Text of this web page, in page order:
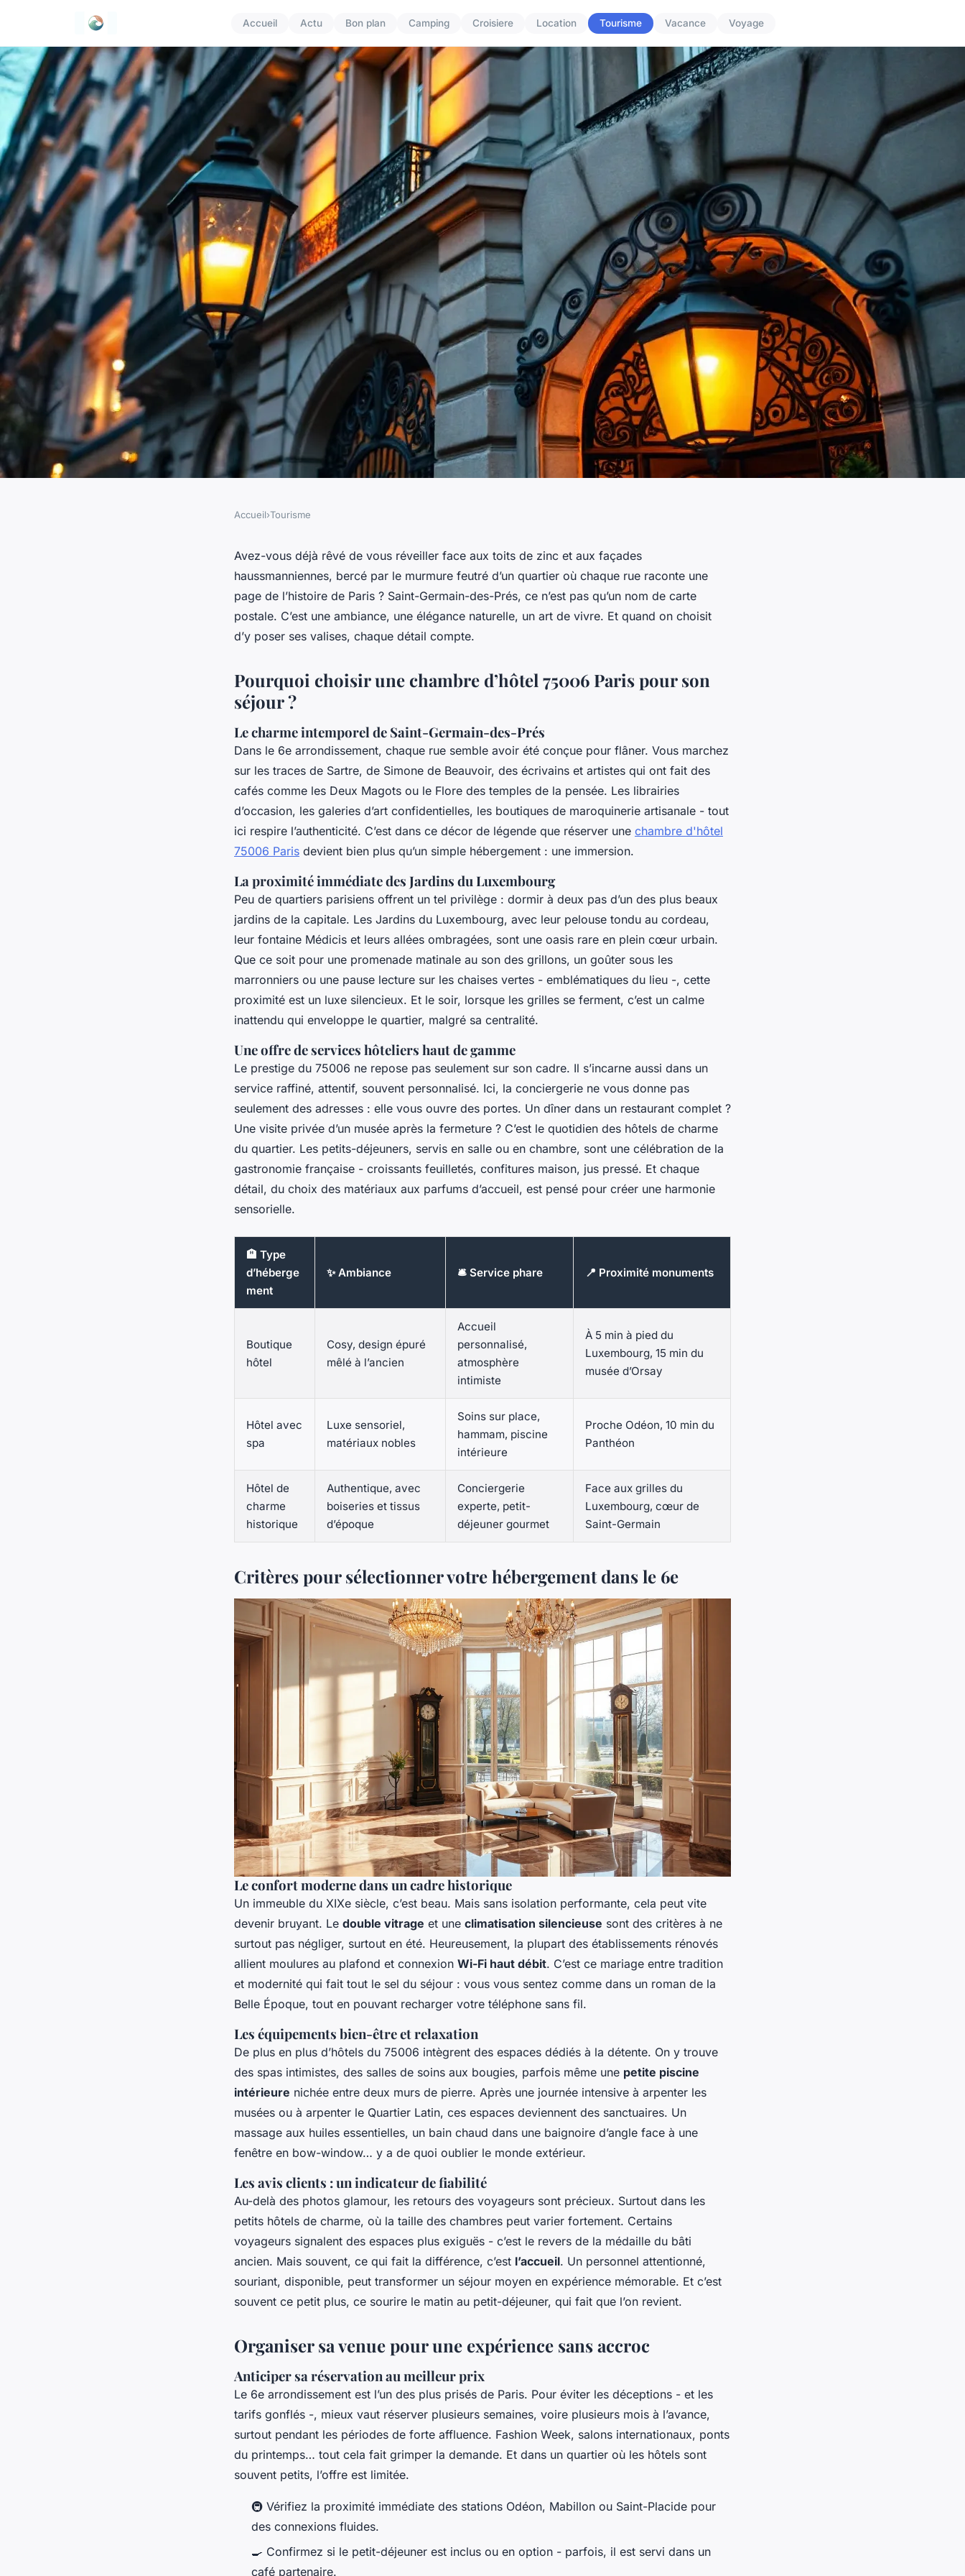
Accueil Actu Bon plan Camping Croisiere Location Tourisme Vacance Voyage
Séjour mémorable dans un hôtel du
75006, à deux pas des Jardins
8 min de lecture
Accueil›Tourisme
Avez-vous déjà rêvé de vous réveiller face aux toits de zinc et aux façades
haussmanniennes, bercé par le murmure feutré d’un quartier où chaque rue raconte une
page de l’histoire de Paris ? Saint-Germain-des-Prés, ce n’est pas qu’un nom de carte
postale. C’est une ambiance, une élégance naturelle, un art de vivre. Et quand on choisit
d’y poser ses valises, chaque détail compte.
Pourquoi choisir une chambre d’hôtel 75006 Paris pour son
séjour ?
Le charme intemporel de Saint-Germain-des-Prés
Dans le 6e arrondissement, chaque rue semble avoir été conçue pour flâner. Vous marchez
sur les traces de Sartre, de Simone de Beauvoir, des écrivains et artistes qui ont fait des
cafés comme les Deux Magots ou le Flore des temples de la pensée. Les librairies
d’occasion, les galeries d’art confidentielles, les boutiques de maroquinerie artisanale - tout
ici respire l’authenticité. C’est dans ce décor de légende que réserver une chambre d'hôtel
75006 Paris devient bien plus qu’un simple hébergement : une immersion.
La proximité immédiate des Jardins du Luxembourg
Peu de quartiers parisiens offrent un tel privilège : dormir à deux pas d’un des plus beaux
jardins de la capitale. Les Jardins du Luxembourg, avec leur pelouse tondu au cordeau,
leur fontaine Médicis et leurs allées ombragées, sont une oasis rare en plein cœur urbain.
Que ce soit pour une promenade matinale au son des grillons, un goûter sous les
marronniers ou une pause lecture sur les chaises vertes - emblématiques du lieu -, cette
proximité est un luxe silencieux. Et le soir, lorsque les grilles se ferment, c’est un calme
inattendu qui enveloppe le quartier, malgré sa centralité.
Une offre de services hôteliers haut de gamme
Le prestige du 75006 ne repose pas seulement sur son cadre. Il s’incarne aussi dans un
service raffiné, attentif, souvent personnalisé. Ici, la conciergerie ne vous donne pas
seulement des adresses : elle vous ouvre des portes. Un dîner dans un restaurant complet ?
Une visite privée d’un musée après la fermeture ? C’est le quotidien des hôtels de charme
du quartier. Les petits-déjeuners, servis en salle ou en chambre, sont une célébration de la
gastronomie française - croissants feuilletés, confitures maison, jus pressé. Et chaque
détail, du choix des matériaux aux parfums d’accueil, est pensé pour créer une harmonie
sensorielle.
🏨 Type
d’héberge
ment
✨ Ambiance 🛎️ Service phare 📍 Proximité monuments
Boutique
hôtel
Cosy, design épuré
mêlé à l’ancien
Accueil
personnalisé,
atmosphère
intimiste
À 5 min à pied du
Luxembourg, 15 min du
musée d’Orsay
Hôtel avec
spa
Luxe sensoriel,
matériaux nobles
Soins sur place,
hammam, piscine
intérieure
Proche Odéon, 10 min du
Panthéon
Hôtel de
charme
historique
Authentique, avec
boiseries et tissus
d’époque
Conciergerie
experte, petit-
déjeuner gourmet
Face aux grilles du
Luxembourg, cœur de
Saint-Germain
Critères pour sélectionner votre hébergement dans le 6e
Le confort moderne dans un cadre historique
Un immeuble du XIXe siècle, c’est beau. Mais sans isolation performante, cela peut vite
devenir bruyant. Le double vitrage et une climatisation silencieuse sont des critères à ne
surtout pas négliger, surtout en été. Heureusement, la plupart des établissements rénovés
allient moulures au plafond et connexion Wi-Fi haut débit. C’est ce mariage entre tradition
et modernité qui fait tout le sel du séjour : vous vous sentez comme dans un roman de la
Belle Époque, tout en pouvant recharger votre téléphone sans fil.
Les équipements bien-être et relaxation
De plus en plus d’hôtels du 75006 intègrent des espaces dédiés à la détente. On y trouve
des spas intimistes, des salles de soins aux bougies, parfois même une petite piscine
intérieure nichée entre deux murs de pierre. Après une journée intensive à arpenter les
musées ou à arpenter le Quartier Latin, ces espaces deviennent des sanctuaires. Un
massage aux huiles essentielles, un bain chaud dans une baignoire d’angle face à une
fenêtre en bow-window… y a de quoi oublier le monde extérieur.
Les avis clients : un indicateur de fiabilité
Au-delà des photos glamour, les retours des voyageurs sont précieux. Surtout dans les
petits hôtels de charme, où la taille des chambres peut varier fortement. Certains
voyageurs signalent des espaces plus exiguës - c’est le revers de la médaille du bâti
ancien. Mais souvent, ce qui fait la différence, c’est l’accueil. Un personnel attentionné,
souriant, disponible, peut transformer un séjour moyen en expérience mémorable. Et c’est
souvent ce petit plus, ce sourire le matin au petit-déjeuner, qui fait que l’on revient.
Organiser sa venue pour une expérience sans accroc
Anticiper sa réservation au meilleur prix
Le 6e arrondissement est l’un des plus prisés de Paris. Pour éviter les déceptions - et les
tarifs gonflés -, mieux vaut réserver plusieurs semaines, voire plusieurs mois à l’avance,
surtout pendant les périodes de forte affluence. Fashion Week, salons internationaux, ponts
du printemps… tout cela fait grimper la demande. Et dans un quartier où les hôtels sont
souvent petits, l’offre est limitée.
🚇 Vérifiez la proximité immédiate des stations Odéon, Mabillon ou Saint-Placide pour
des connexions fluides.
🍳 Confirmez si le petit-déjeuner est inclus ou en option - parfois, il est servi dans un
café partenaire.